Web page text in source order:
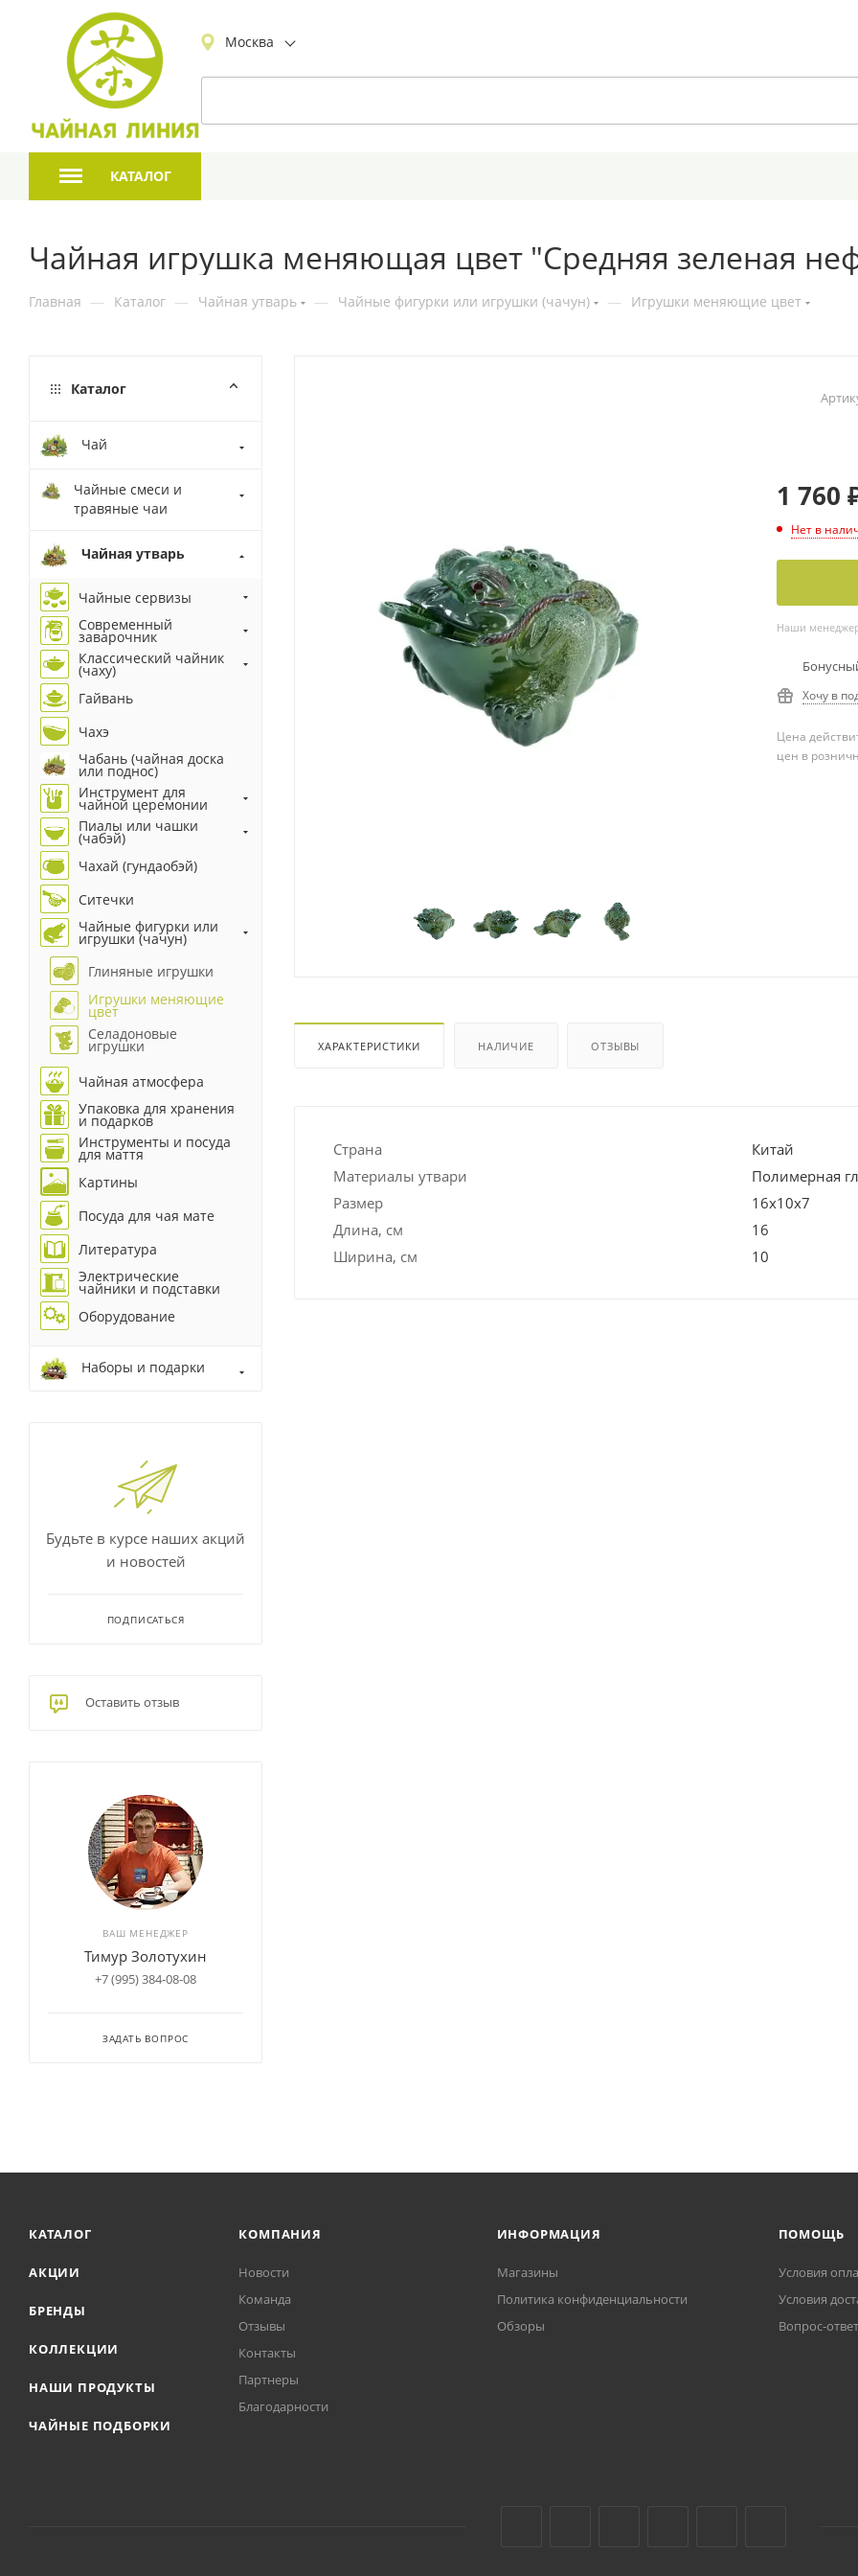
Москва
КАТАЛОГ
Чайная игрушка меняющая цвет "Средняя зеленая
Главная — Каталог — Чайная утварь — Чайные фигурки или игрушки (чачун) — Игрушки меняющие цвет
1 760
Нет в
Наши
Хочу в
Цена
цен в
ХАРАКТЕРИСТИКИ НАЛИЧИЕ ОТЗЫВЫ
Страна
Китай
Материалы утвари
Полимерная
Размер
16х10х7
Длина, см
16
Ширина, см
10
Каталог
Чай
Чайные смеси и
травяные чаи
Чайная утварь
Чайные сервизы
Современный
заварочник
Классический чайник
(чаху)
Гайвань
Чахэ
Чабань (чайная доска
или поднос)
Инструмент для
чайной церемонии
Пиалы или чашки
(чабэй)
Чахай (гундаобэй)
Ситечки
Чайные фигурки или
игрушки (чачун)
Глиняные игрушки
Игрушки меняющие
цвет
Селадоновые
игрушки
Чайная атмосфера
Упаковка для хранения
и подарков
Инструменты и посуда
для маття
Картины
Посуда для чая мате
Литература
Электрические
чайники и подставки
Оборудование
Наборы и подарки
Будьте в курсе наших акций
и новостей
ПОДПИСАТЬСЯ
Оставить отзыв
ВАШ МЕНЕДЖЕР
Тимур Золотухин
+7 (995) 384-08-08
ЗАДАТЬ ВОПРОС
КАТАЛОГ
АКЦИИ
БРЕНДЫ
КОЛЛЕКЦИИ
НАШИ ПРОДУКТЫ
ЧАЙНЫЕ ПОДБОРКИ
КОМПАНИЯ
Новости
Команда
Отзывы
Контакты
Партнеры
Благодарности
ИНФОРМАЦИЯ
Магазины
Политика конфиденциальности
Обзоры
ПОМОЩЬ
Условия
Условия
Вопрос-ответ